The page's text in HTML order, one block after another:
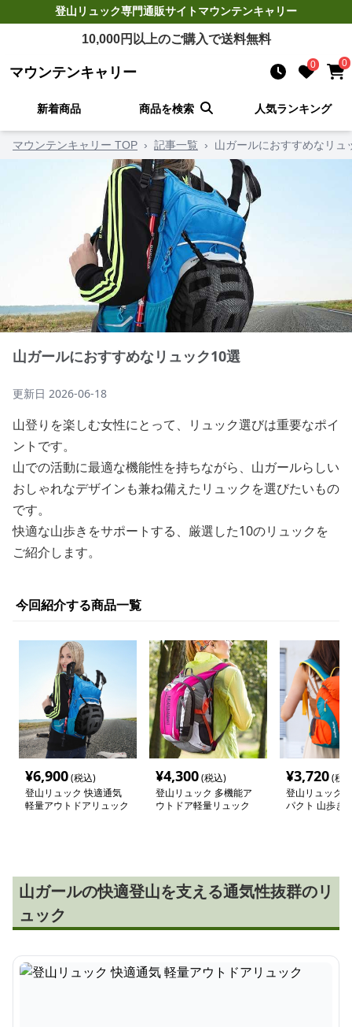
登山リュック専門通販サイトマウンテンキャリー
10,000円以上のご購入で送料無料
マウンテンキャリー 0 0
新着商品 商品を検索 人気ランキング
マウンテンキャリー TOP › 記事一覧 › 山ガールにおすすめなリュ
山ガールにおすすめなリュック10選
更新日 2026-06-18
山登りを楽しむ女性にとって、リュック選びは重要なポイ
ントです。
山での活動に最適な機能性を持ちながら、山ガールらしい
おしゃれなデザインも兼ね備えたリュックを選びたいもの
です。
快適な山歩きをサポートする、厳選した10のリュックを
ご紹介します。
今回紹介する商品一覧
¥6,900(税込)
登山リュック 快適通気
軽量アウトドアリュック
¥4,300(税込)
登山リュック 多機能ア
ウトドア軽量リュック
¥3,720(税
登山リュック
パクト 山歩き
山ガールの快適登山を支える通気性抜群のリ
ュック